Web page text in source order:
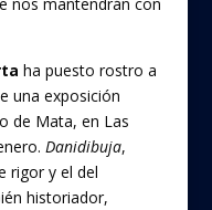
ha puesto rostro a
una exposición
de Mata, en Las
Danidibuja,
rigor y el del
historiador,